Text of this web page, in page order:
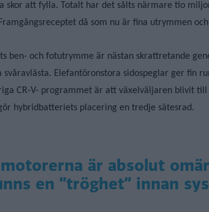
skor att fylla. Totalt har det sålts närmare tio
då som nu är fina utrymmen
ben- och fotutrymme är nästan skrattretande
Elefantöronstora sidospeglar ger fin
CR-V- programmet är att växelväljaren blivit
hybridbatteriets placering en tredje sätesrad.
är absolut
en ”tröghet” innan